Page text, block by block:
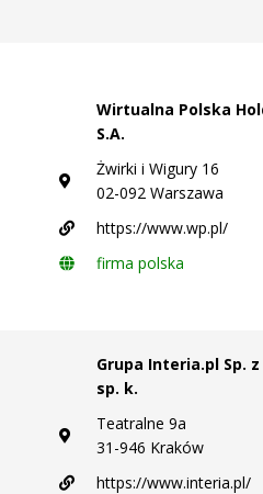
Wirtualna Polska
S.A.
Żwirki i​ Wigury 16
02-092 Warszawa
https://www.wp.pl/
firma polska
Grupa Interia.pl Sp. z
sp. k.
Teatralne 9a
31-946 Kraków
https://www.interia.pl/